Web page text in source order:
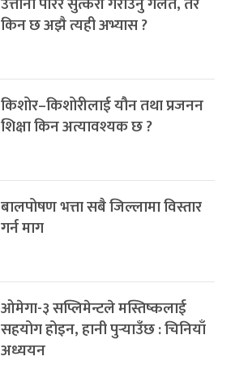
किन छ अझै त्यही अभ्यास ?
किशोर–किशोरीलाई यौन तथा प्रजनन
शिक्षा किन अत्यावश्यक छ ?
बालपोषण भत्ता सबै जिल्लामा विस्तार
गर्न माग
ओमेगा-३ सप्लिमेन्टले मस्तिष्कलाई
सहयोग होइन, हानी पुर्‍याउँछ : चिनियाँ
अध्ययन